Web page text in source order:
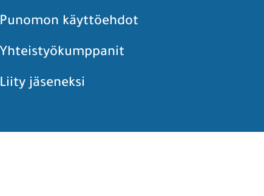
Punomon käyttöehdot
Yhteistyökumppanit
Liity jäseneksi